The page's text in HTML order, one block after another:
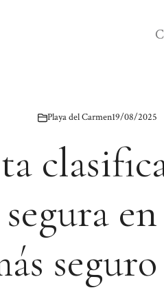
Playa del Carmen19/08/2025